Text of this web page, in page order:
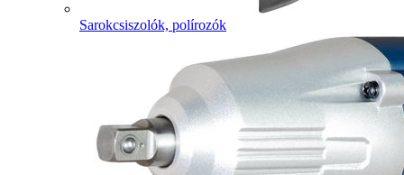
Sarokcsiszolók, polírozók